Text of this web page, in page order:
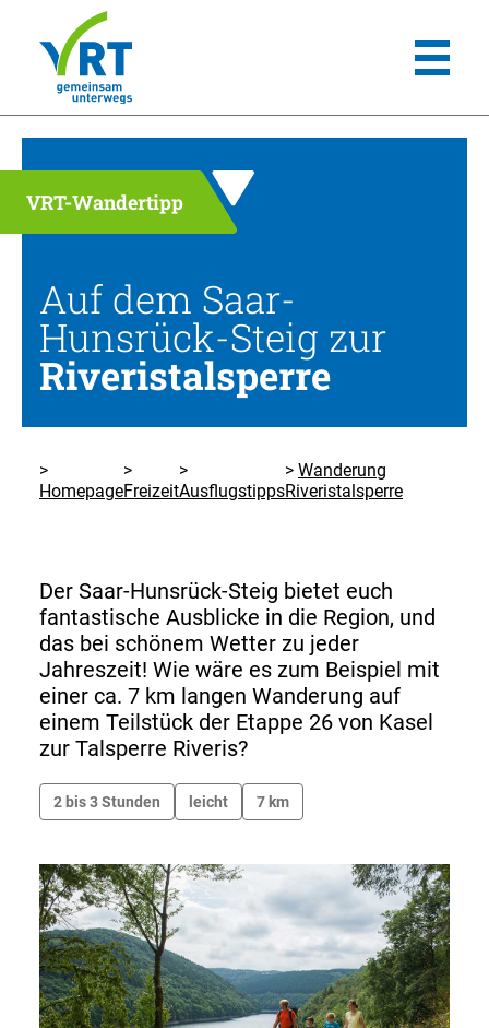
VRT-Wandertipp
Auf dem Saar-
Hunsrück-Steig zur
Riveristalsperre
HomepageFreizeitAusflugstipps
Wanderung
Riveristalsperre
Der Saar-Hunsrück-Steig bietet euch
fantastische Ausblicke in die Region, und
das bei schönem Wetter zu jeder
Jahreszeit! Wie wäre es zum Beispiel mit
einer ca. 7 km langen Wanderung auf
einem Teilstück der Etappe 26 von Kasel
zur Talsperre Riveris?
2 bis 3 Stunden leicht 7 km